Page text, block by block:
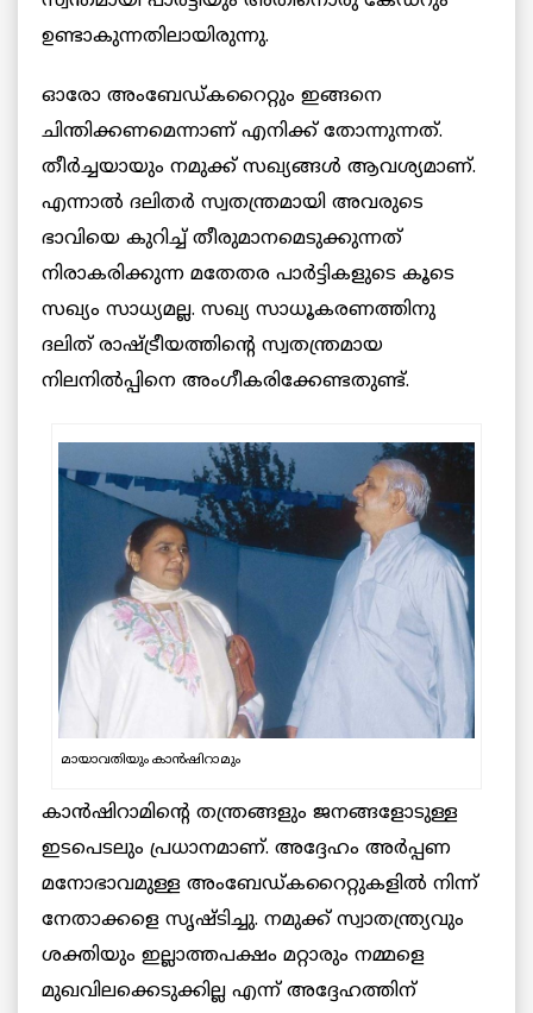
ഉണ്ടാകുന്നതിലായിരുന്നു.
ഓരോ അംബേഡ്കറൈറ്റും ഇങ്ങനെ
ചിന്തിക്കണമെന്നാണ് എനിക്ക് തോന്നുന്നത്.
തീർച്ചയായും നമുക്ക് സഖ്യങ്ങൾ ആവശ്യമാണ്.
എന്നാൽ ദലിതർ സ്വതന്ത്രമായി അവരുടെ
ഭാവിയെ കുറിച്ച് തീരുമാനമെടുക്കുന്നത്
നിരാകരിക്കുന്ന മതേതര പാർട്ടികളുടെ കൂടെ
സഖ്യം സാധ്യമല്ല. സഖ്യ സാധൂകരണത്തിനു
ദലിത് രാഷ്ട്രീയത്തിന്റെ സ്വതന്ത്രമായ
നിലനിൽപ്പിനെ അംഗീകരിക്കേണ്ടതുണ്ട്.
മായാവതിയും കാൻഷിറാമും
കാൻഷിറാമിന്റെ തന്ത്രങ്ങളും ജനങ്ങളോടുള്ള
ഇടപെടലും പ്രധാനമാണ്. അദ്ദേഹം അർപ്പണ
മനോഭാവമുള്ള അംബേഡ്കറൈറ്റുകളിൽ നിന്ന്
നേതാക്കളെ സൃഷ്ടിച്ചു. നമുക്ക് സ്വാതന്ത്ര്യവും
ശക്തിയും ഇല്ലാത്തപക്ഷം മറ്റാരും നമ്മളെ
മുഖവിലക്കെടുക്കില്ല എന്ന് അദ്ദേഹത്തിന്